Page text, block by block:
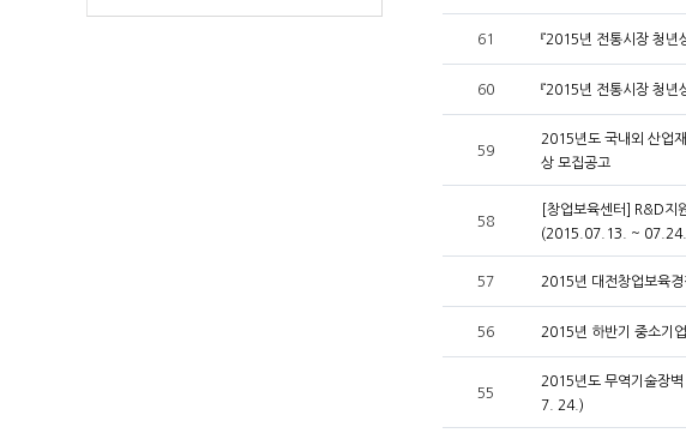
61 『2015년 전통시장 청년
60 『2015년 전통시장 청년
59
2015년도 국내외 산업
상 모집공고
58
[창업보육센터] R&D지
(2015.07.13. ~
57 2015년 대전창업보육경
56 2015년 하반기 중소기
55
2015년도 무역기술장
7. 24.)